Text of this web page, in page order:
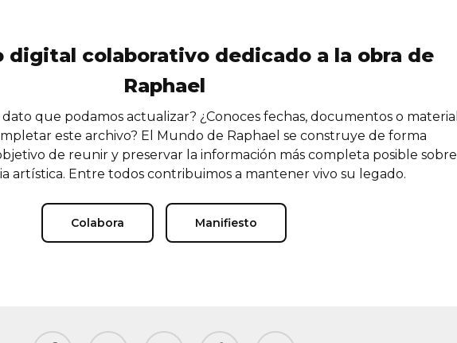
digital colaborativo dedicado a la obra de
Raphael
que podamos actualizar? ¿Conoces fechas, documentos o material
este archivo? El Mundo de Raphael se construye de forma
de reunir y preservar la información más completa posible sobre
artística. Entre todos contribuimos a mantener vivo su legado.
Colabora Manifiesto
facebook youtube instagram tiktok email